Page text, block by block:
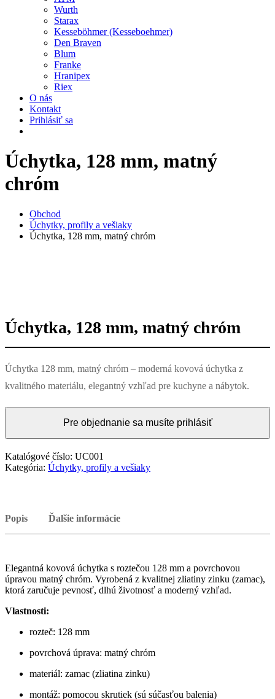
Wurth
Starax
Kesseböhmer (Kesseboehmer)
Den Braven
Blum
Franke
Hranipex
Riex
O nás
Kontakt
Prihlásiť sa
Úchytka, 128 mm, matný
chróm
Obchod
Úchytky, profily a vešiaky
Úchytka, 128 mm, matný chróm
Úchytka, 128 mm, matný chróm
Úchytka 128 mm, matný chróm – moderná kovová úchytka z
kvalitného materiálu, elegantný vzhľad pre kuchyne a nábytok.
Pre objednanie sa musíte prihlásiť
Katalógové číslo: UC001
Kategória: Úchytky, profily a vešiaky
Popis Ďalšie informácie
Elegantná kovová úchytka s roztečou 128 mm a povrchovou
úpravou matný chróm. Vyrobená z kvalitnej zliatiny zinku (zamac),
ktorá zaručuje pevnosť, dlhú životnosť a moderný vzhľad.
Vlastnosti:
rozteč: 128 mm
povrchová úprava: matný chróm
materiál: zamac (zliatina zinku)
montáž: pomocou skrutiek (sú súčasťou balenia)